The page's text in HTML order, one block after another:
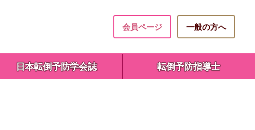
会員ページ 一般の方へ
日本転倒予防学会誌 転倒予防指導士